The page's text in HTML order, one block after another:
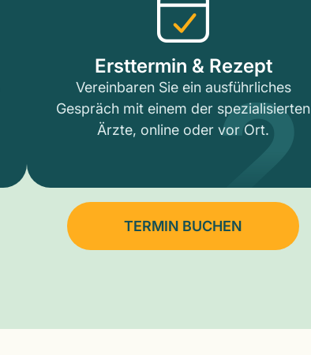
Ersttermin & Rezept
Vereinbaren Sie ein ausführliches
Gespräch mit einem der spezialisierten
Ärzte, online oder vor Ort.
2
TERMIN BUCHEN